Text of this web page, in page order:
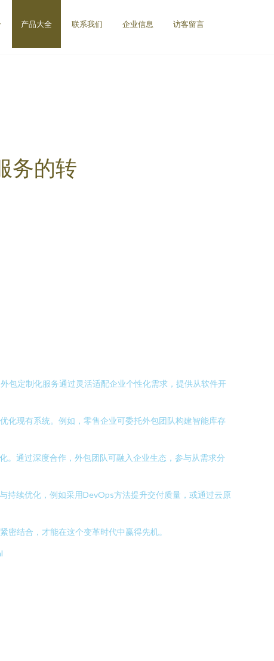
产品大全 联系我们 企业信息 访客留言
务的转
包定制化服务通过灵活适配企业个性化需求，提供从软件开
化现有系统。例如，零售企业可委托外包团队构建智能库存
。通过深度合作，外包团队可融入企业生态，参与从需求分
持续优化，例如采用DevOps方法提升交付质量，或通过云原
结合，才能在这个变革时代中赢得先机。